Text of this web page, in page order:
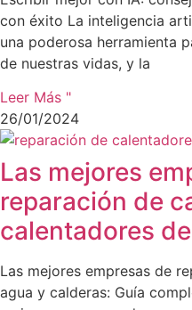
con éxito La inteligencia
una poderosa herramienta
de nuestras vidas, y la
Leer Más "
26/01/2024
Las mejores
reparación de
calentadores
Las mejores empresas de
agua y calderas: Guía